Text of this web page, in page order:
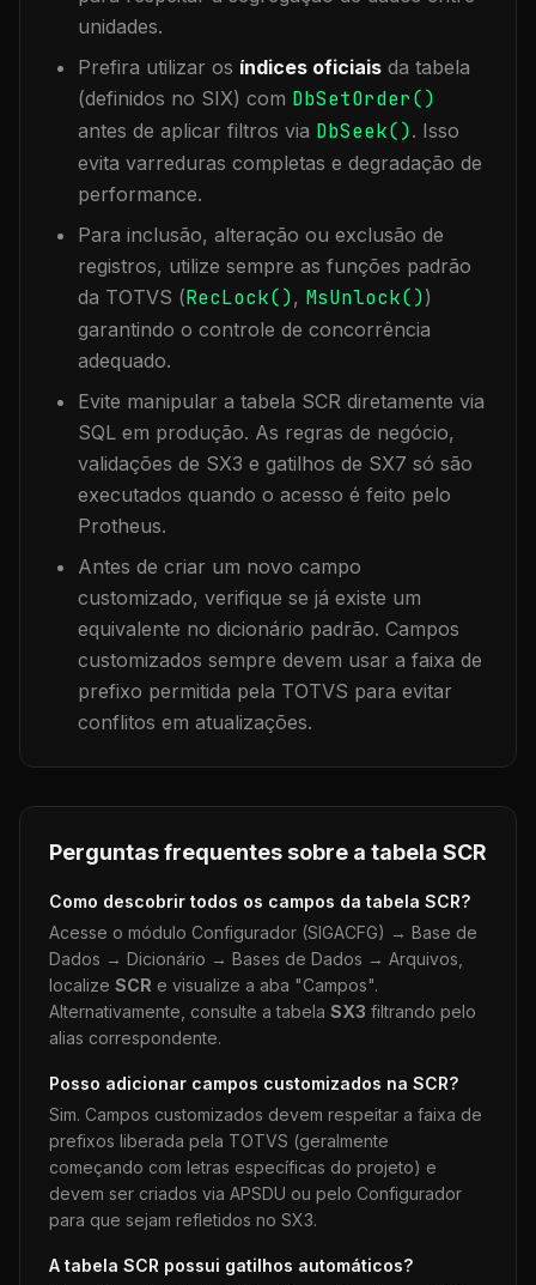
unidades.
Prefira utilizar os índices oficiais da tabela
(definidos no SIX) com DbSetOrder()
antes de aplicar filtros via DbSeek(). Isso
evita varreduras completas e degradação de
performance.
Para inclusão, alteração ou exclusão de
registros, utilize sempre as funções padrão
da TOTVS (RecLock(), MsUnlock())
garantindo o controle de concorrência
adequado.
Evite manipular a tabela SCR diretamente via
SQL em produção. As regras de negócio,
validações de SX3 e gatilhos de SX7 só são
executados quando o acesso é feito pelo
Protheus.
Antes de criar um novo campo
customizado, verifique se já existe um
equivalente no dicionário padrão. Campos
customizados sempre devem usar a faixa de
prefixo permitida pela TOTVS para evitar
conflitos em atualizações.
Perguntas frequentes sobre a tabela SCR
Como descobrir todos os campos da tabela SCR?
Acesse o módulo Configurador (SIGACFG) → Base de
Dados → Dicionário → Bases de Dados → Arquivos,
localize SCR e visualize a aba "Campos".
Alternativamente, consulte a tabela SX3 filtrando pelo
alias correspondente.
Posso adicionar campos customizados na SCR?
Sim. Campos customizados devem respeitar a faixa de
prefixos liberada pela TOTVS (geralmente
começando com letras específicas do projeto) e
devem ser criados via APSDU ou pelo Configurador
para que sejam refletidos no SX3.
A tabela SCR possui gatilhos automáticos?